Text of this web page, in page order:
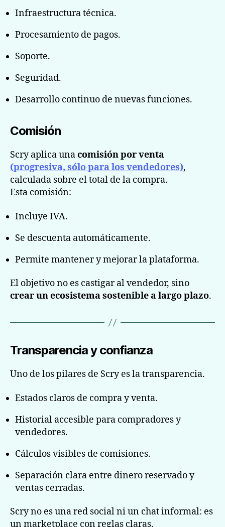
Infraestructura técnica.
Procesamiento de pagos.
Soporte.
Seguridad.
Desarrollo continuo de nuevas funciones.
Comisión
Scry aplica unacomisión por venta
(progresiva, sólo para los vendedores),
calculada sobre el total de la compra.
Esta comisión:
Incluye IVA.
Se descuenta automáticamente.
Permite mantener y mejorar la plataforma.
El objetivo no es castigar al vendedor, sino
crear un ecosistema sostenible a largo plazo.
Transparencia y confianza
Uno de los pilares de Scry es la transparencia.
Estados claros de compra y venta.
Historial accesible para compradores y
vendedores.
Cálculos visibles de comisiones.
Separación clara entre dinero reservado y
ventas cerradas.
Scry no es una red social ni un chat informal: es
un marketplace con reglas claras.